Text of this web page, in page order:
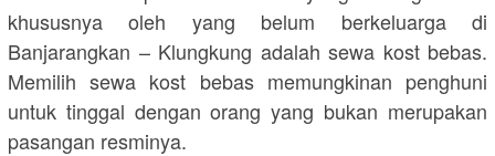
khususnya oleh yang belum berkeluarga di
Banjarangkan – Klungkung adalah sewa kost bebas.
Memilih sewa kost bebas memungkinan penghuni
untuk tinggal dengan orang yang bukan merupakan
pasangan resminya.